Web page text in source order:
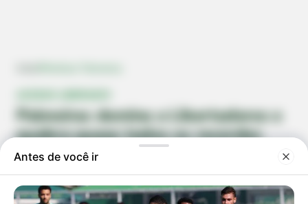
Palmeiras domina a Libertadores e
quebra quase todos os recordes
entre brasileiros
invencibilidade, consolidando uma hegemonia histórica no